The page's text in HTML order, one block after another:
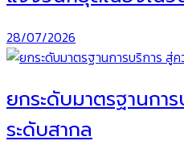
28/07/2026
ยกระดับมาตรฐานกา
ระดับสากล